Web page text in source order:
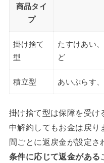
商品タイ
プ
掛け捨て
型
たすけあい
ど
積立型 あいぷらす
掛け捨て型は保障を受
中解約してもお金は戻
間ごとに返戻金が設定さ
条件に応じて返金がある